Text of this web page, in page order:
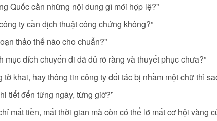
Quốc cần những nội dung gì mới hợp lệ?”
ty cần dịch thuật công chứng không?”
thảo thế nào cho chuẩn?”
mục đích chuyến đi đã đủ rõ ràng và thuyết phục chưa?”
tờ khai, hay thông tin công ty đối tác bị nhầm một chữ thì
tiết đến từng ngày, từng giờ?”
mất tiền, mất thời gian mà còn có thể lỡ mất cơ hội vàng